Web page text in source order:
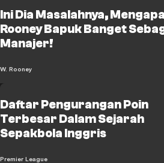
Ini Dia Masalahnya, Mengapa
Rooney Bapuk Banget
Manajer!
W. Rooney
Daftar Pengurangan Poin
Terbesar Dalam Sejarah
Sepakbola Inggris
Premier League